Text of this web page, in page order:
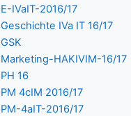
E-IVaIT-2016/17
Geschichte IVa IT 16/17
GSK
Marketing-HAKIVIM-16/17
PH 16
PM 4cIM 2016/17
PM-4aIT-2016/17